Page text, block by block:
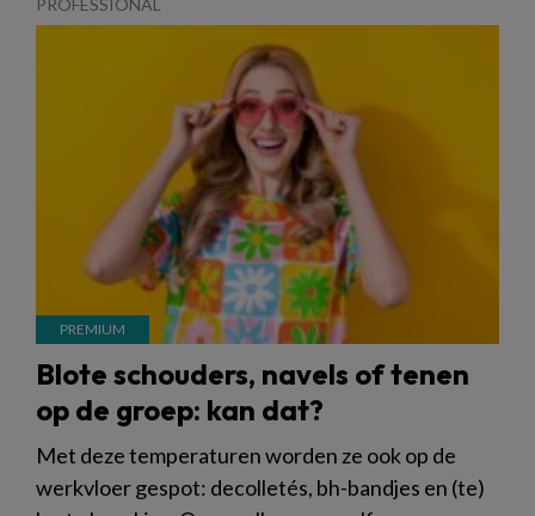
PROFESSIONAL
Blote schouders, navels of tenen
op de groep: kan dat?
Met deze temperaturen worden ze ook op de
werkvloer gespot: decolletés, bh-bandjes en (te)